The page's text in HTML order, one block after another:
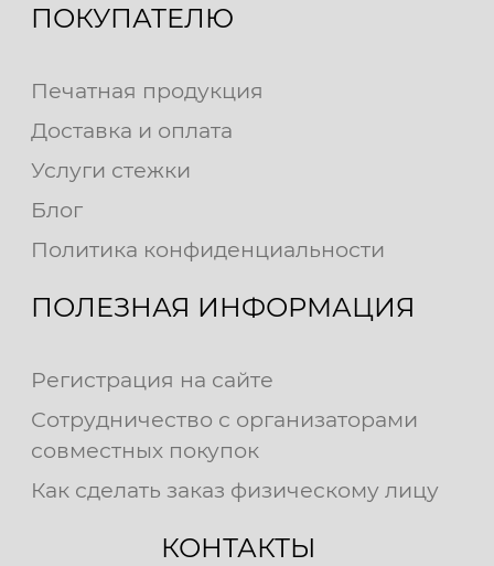
ПОКУПАТЕЛЮ
Печатная продукция
Доставка и оплата
Услуги стежки
Блог
Политика конфиденциальности
ПОЛЕЗНАЯ ИНФОРМАЦИЯ
Регистрация на сайте
Сотрудничество с организаторами
совместных покупок
Как сделать заказ физическому лицу
КОНТАКТЫ